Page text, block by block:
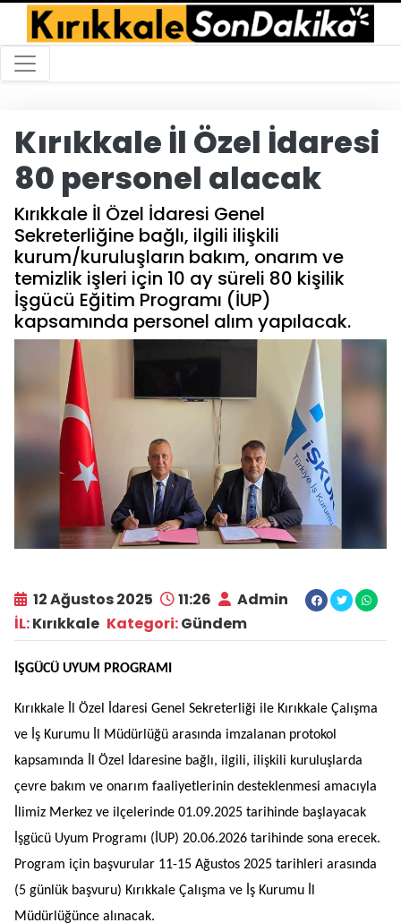
Kırıkkale İl Özel İdaresi
80 personel alacak
Kırıkkale İl Özel İdaresi Genel
Sekreterliğine bağlı, ilgili ilişkili
kurum/kuruluşların bakım, onarım ve
temizlik işleri için 10 ay süreli 80 kişilik
İşgücü Eğitim Programı (İUP)
kapsamında personel alım yapılacak.
12 Ağustos 2025 11:26
Admin
İL:Kırıkkale Kategori:Gündem
İŞGÜCÜ UYUM PROGRAMI
Kırıkkale İl Özel İdaresi Genel Sekreterliği ile Kırıkkale Çalışma
ve İş Kurumu İl Müdürlüğü arasında imzalanan protokol
kapsamında İl Özel İdaresine bağlı, ilgili, ilişkili kuruluşlarda
çevre bakım ve onarım faaliyetlerinin desteklenmesi amacıyla
İlimiz Merkez ve ilçelerinde 01.09.2025 tarihinde başlayacak
İşgücü Uyum Programı (İUP) 20.06.2026 tarihinde sona erecek.
Program için başvurular 11-15 Ağustos 2025 tarihleri arasında
(5 günlük başvuru) Kırıkkale Çalışma ve İş Kurumu İl
Müdürlüğünce alınacak.